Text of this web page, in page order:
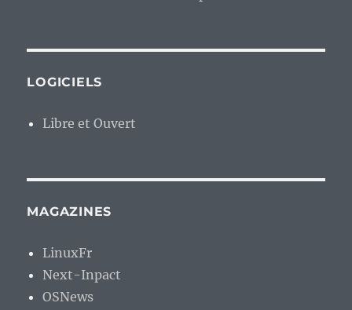
LOGICIELS
Libre et Ouvert
MAGAZINES
LinuxFr
Next-Inpact
OSNews